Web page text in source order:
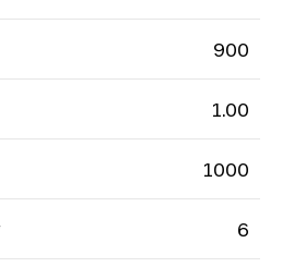
900
1.00
1000
6